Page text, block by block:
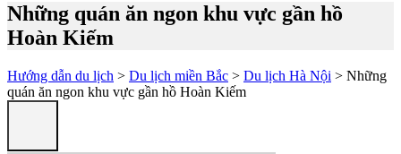
Những quán ăn ngon khu vực gần hồ
Hoàn Kiếm
Hướng dẫn du lịch > Du lịch miền Bắc > Du lịch Hà Nội > Những
quán ăn ngon khu vực gần hồ Hoàn Kiếm